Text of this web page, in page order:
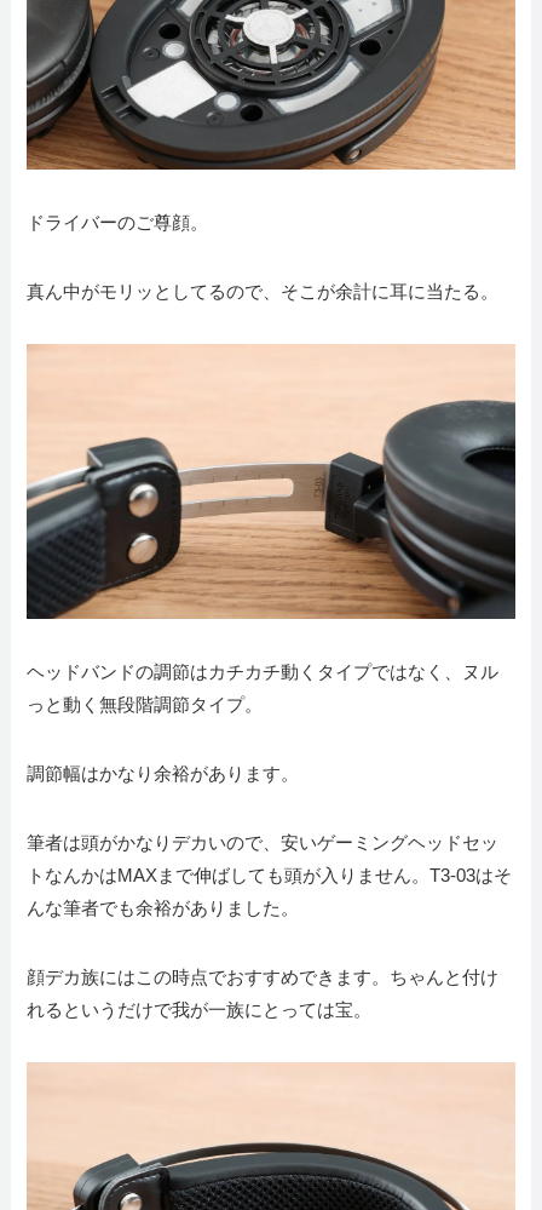
ドライバーのご尊顔。
真ん中がモリッとしてるので、そこが余計に耳に当たる。
ヘッドバンドの調節はカチカチ動くタイプではなく、ヌル
っと動く無段階調節タイプ。
調節幅はかなり余裕があります。
筆者は頭がかなりデカいので、安いゲーミングヘッドセッ
トなんかはMAXまで伸ばしても頭が入りません。T3-03はそ
んな筆者でも余裕がありました。
顔デカ族にはこの時点でおすすめできます。ちゃんと付け
れるというだけで我が一族にとっては宝。